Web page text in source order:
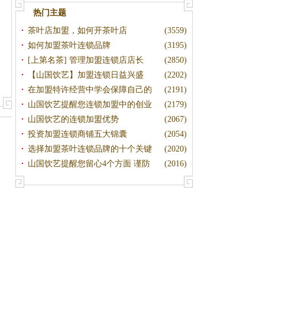
热门主题
(3559)
茶叶店加盟，如何开茶叶店
(3195)
如何加盟茶叶连锁品牌
(2850)
[上第名茶] 管理加盟连锁店店长
(2202)
【山国饮艺】加盟连锁日益兴盛
(2191)
在加盟特许经营中学会保障自己的
(2179)
山国饮艺提醒您连锁加盟中的创业
(2067)
山国饮艺的连锁加盟优势
(2054)
投资加盟连锁商铺五大锦囊
(2020)
选择加盟茶叶连锁品牌的十个关键
(2016)
山国饮艺提醒您留心4个方面 谨防